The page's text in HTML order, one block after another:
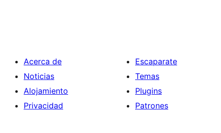
Acerca de
Noticias
Alojamiento
Privacidad
Escaparate
Temas
Plugins
Patrones